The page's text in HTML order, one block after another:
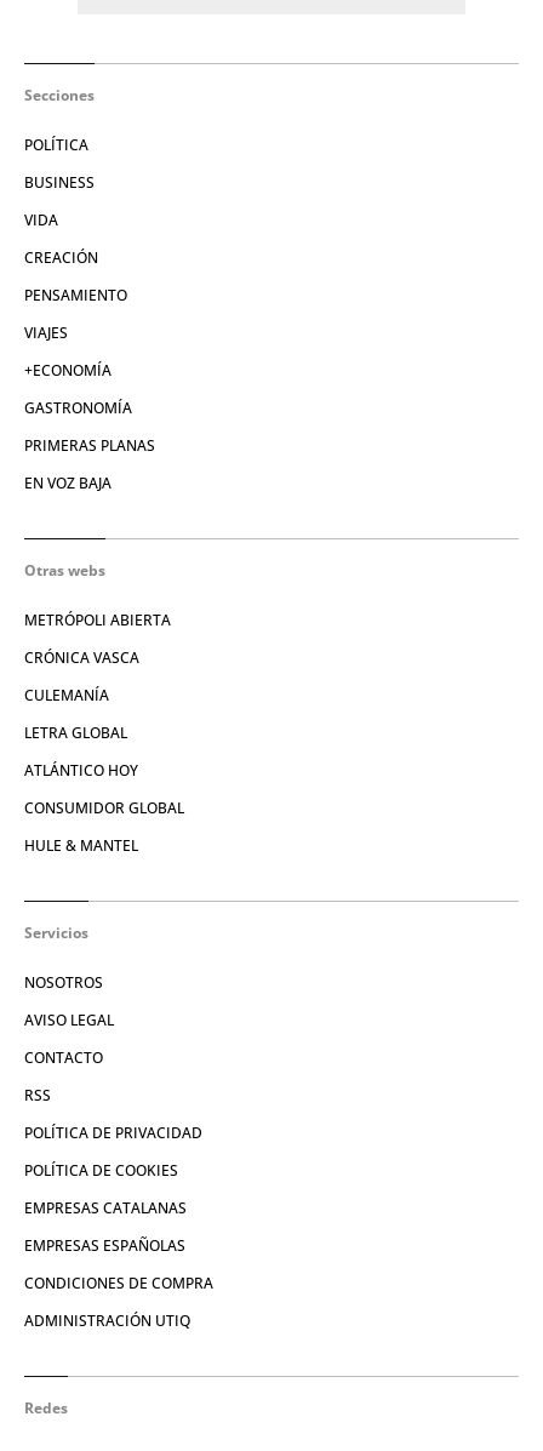
Secciones
POLÍTICA
BUSINESS
VIDA
CREACIÓN
PENSAMIENTO
VIAJES
+ECONOMÍA
GASTRONOMÍA
PRIMERAS PLANAS
EN VOZ BAJA
Otras webs
METRÓPOLI ABIERTA
CRÓNICA VASCA
CULEMANÍA
LETRA GLOBAL
ATLÁNTICO HOY
CONSUMIDOR GLOBAL
HULE & MANTEL
Servicios
NOSOTROS
AVISO LEGAL
CONTACTO
RSS
POLÍTICA DE PRIVACIDAD
POLÍTICA DE COOKIES
EMPRESAS CATALANAS
EMPRESAS ESPAÑOLAS
CONDICIONES DE COMPRA
ADMINISTRACIÓN UTIQ
Redes